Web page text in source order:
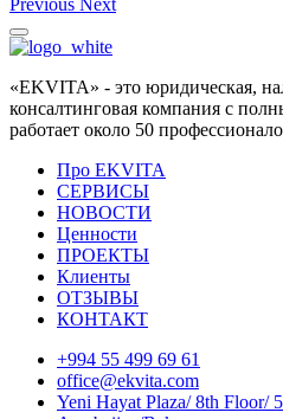
«EKVITA» - это юридическая,
консалтинговая компания с
работает около 50
Про EKVITA
СЕРВИСЫ
НОВОСТИ
Ценности
ПРОЕКТЫ
Клиенты
ОТЗЫВЫ
КОНТАКТ
+994 55 499 69 61
office@ekvita.com
Yeni Hayat Plaza/ 8th Floor/